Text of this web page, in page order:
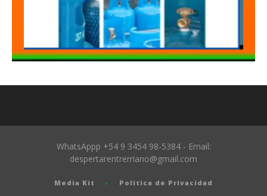
WhatsAppp +54 9 3454 98-5384 - Email:
despertarentrerriano@gmail.com
Media Kit Politica de Privacidad